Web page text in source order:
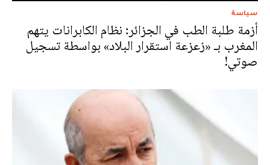
سياسة
أزمة طلبة الطب في الجزائر: نظام الكابرانات يتهم
المغرب بـ «زعزعة استقرار البلاد» بواسطة تسجيل
صوتي!